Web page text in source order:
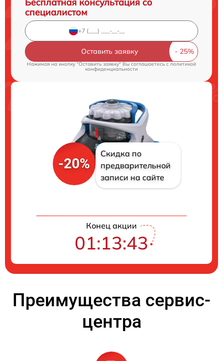
специалистом
Оставить заявку
Нажимая на кнопку "Оставить заявку" Вы соглашаетесь cполитикой
конфиденциальности
-20%
Скидка по
предварительной
записи на сайте
Конец акции
01:13:42
Преимущества сервис-
центра